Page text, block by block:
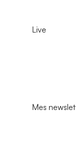
Live
Mes